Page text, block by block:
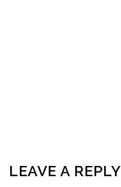
LEAVE A REPLY